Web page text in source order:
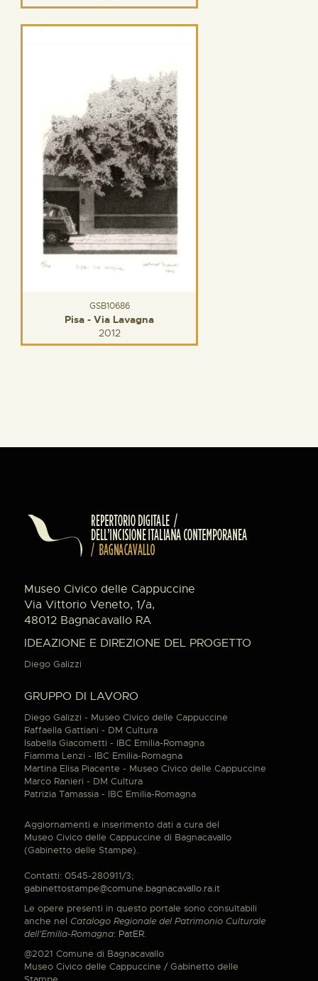
GSB10686
Pisa - Via Lavagna
2012
Museo Civico delle Cappuccine
Via Vittorio Veneto, 1/a,
48012 Bagnacavallo RA
IDEAZIONE E DIREZIONE DEL PROGETTO
Diego Galizzi
GRUPPO DI LAVORO
Diego Galizzi - Museo Civico delle Cappuccine
Raffaella Gattiani - DM Cultura
Isabella Giacometti - IBC Emilia-Romagna
Fiamma Lenzi - IBC Emilia-Romagna
Martina Elisa Piacente - Museo Civico delle Cappuccine
Marco Ranieri - DM Cultura
Patrizia Tamassia - IBC Emilia-Romagna
Aggiornamenti e inserimento dati a cura del
Museo Civico delle Cappuccine di Bagnacavallo
(Gabinetto delle Stampe).
Contatti: 0545-280911/3;
gabinettostampe@comune.bagnacavallo.ra.it
Le opere presenti in questo portale sono consultabili
anche nel Catalogo Regionale del Patrimonio Culturale
dell'Emilia-Romagna: PatER.
@2021 Comune di Bagnacavallo
Museo Civico delle Cappuccine / Gabinetto delle